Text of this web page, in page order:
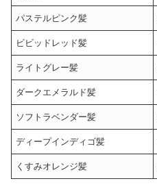
パステルピンク髪
ビビッドレッド髪
ライトグレー髪
ダークエメラルド髪
ソフトラベンダー髪
ディープインディゴ髪
くすみオレンジ髪